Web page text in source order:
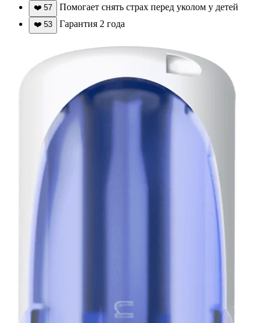
❤️ 57 Помогает снять страх перед уколом у детей
❤️ 53 Гарантия 2 года